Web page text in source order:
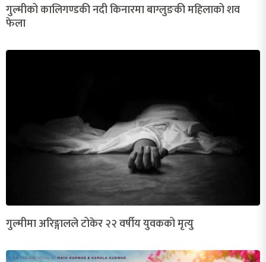
गुल्मीको कालिगण्डकी नदी किनारमा बाग्लुङकी महिलाको शव
फेला
गुल्मीमा अरिङ्गालले टोकेर २२ वर्षीय युवकको मृत्यु